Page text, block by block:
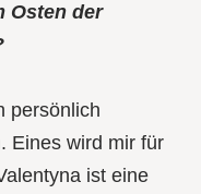
Osten der
persönlich
Eines wird mir für
ist eine